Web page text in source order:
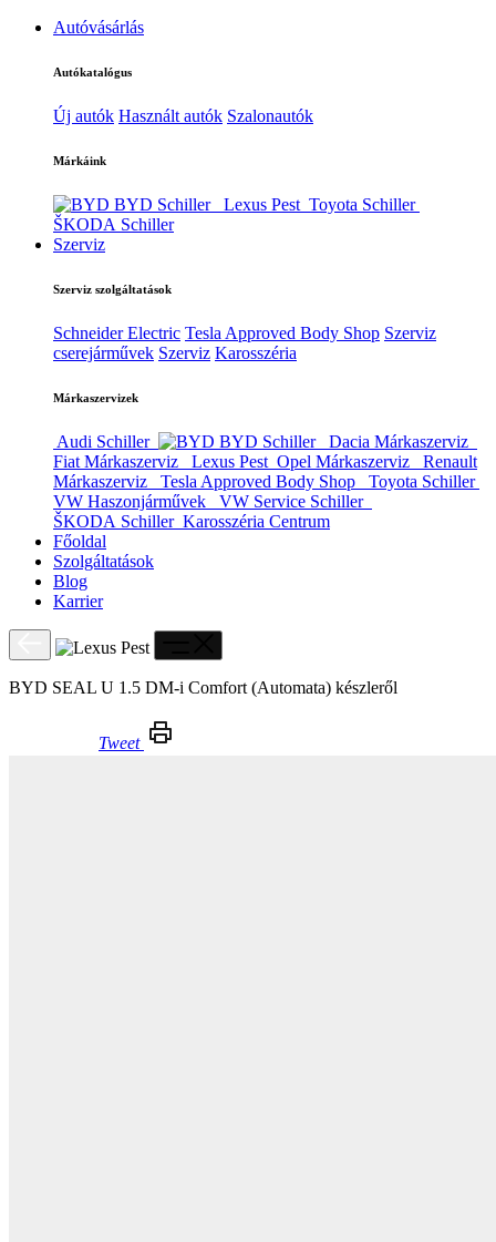
Autóvásárlás
Autókatalógus
Új autók Használt autók Szalonautók
Márkáink
BYD Schiller Lexus Pest Toyota Schiller
ŠKODA Schiller
Szerviz
Szerviz szolgáltatások
Schneider Electric Tesla Approved Body Shop Szerviz
cserejárművek Szerviz Karosszéria
Márkaszervizek
Audi Schiller BYD Schiller
Dacia Márkaszerviz
Fiat Márkaszerviz
Lexus Pest Opel Márkaszerviz
Renault
Márkaszerviz
Tesla Approved Body Shop
Toyota Schiller
VW Haszonjárművek
VW Service Schiller
ŠKODA Schiller Karosszéria Centrum
Főoldal
Szolgáltatások
Blog
Karrier
BYD SEAL U 1.5 DM-i Comfort (Automata) készleről
Tweet